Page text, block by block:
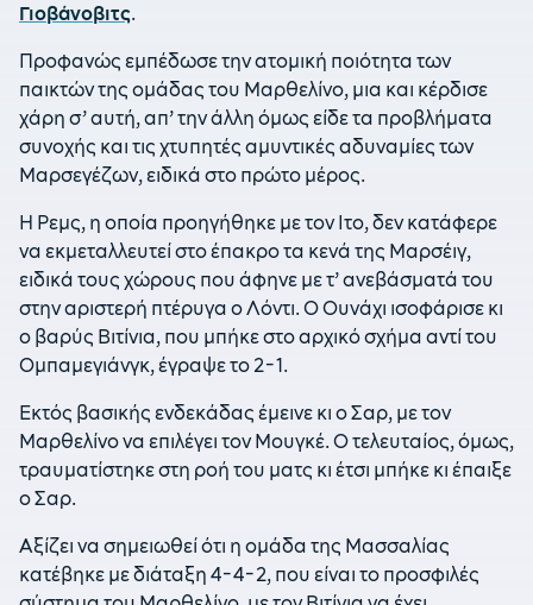
Γιοβάνοβιτς.
Προφανώς εμπέδωσε την ατομική ποιότητα των
παικτών της ομάδας του Μαρθελίνο, μια και κέρδισε
χάρη σ’ αυτή, απ’ την άλλη όμως είδε τα προβλήματα
συνοχής και τις χτυπητές αμυντικές αδυναμίες των
Μαρσεγέζων, ειδικά στο πρώτο μέρος.
Η Ρεμς, η οποία προηγήθηκε με τον Ιτο, δεν κατάφερε
να εκμεταλλευτεί στο έπακρο τα κενά της Μαρσέιγ,
ειδικά τους χώρους που άφηνε με τ’ ανεβάσματά του
στην αριστερή πτέρυγα ο Λόντι. Ο Ουνάχι ισοφάρισε κι
ο βαρύς Βιτίνια, που μπήκε στο αρχικό σχήμα αντί του
Ομπαμεγιάνγκ, έγραψε το 2-1.
Εκτός βασικής ενδεκάδας έμεινε κι ο Σαρ, με τον
Μαρθελίνο να επιλέγει τον Μουγκέ. Ο τελευταίος, όμως,
τραυματίστηκε στη ροή του ματς κι έτσι μπήκε κι έπαιξε
ο Σαρ.
Αξίζει να σημειωθεί ότι η ομάδα της Μασσαλίας
κατέβηκε με διάταξη 4-4-2, που είναι το προσφιλές